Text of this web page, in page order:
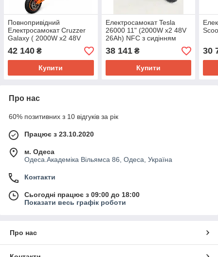
Повнопривідний
Електросамокат Cruzzer
Galaxy ( 2000W х2 48V
26Ah )
42 140 ₴
Купити
Електросамокат Tesla
26000 11" (2000W х2 48V
26Ah) NFC з сидінням
38 141₴
Купити
30
Про нас
60% позитивних з 10 відгуків за рік
Працює з 23.10.2020
м. Одеса
Одеса.Академіка Вільямса 86, Одеса, Україна
Контакти
Сьогодні працює з 09:00 до 18:00
Показати весь графік роботи
Про нас